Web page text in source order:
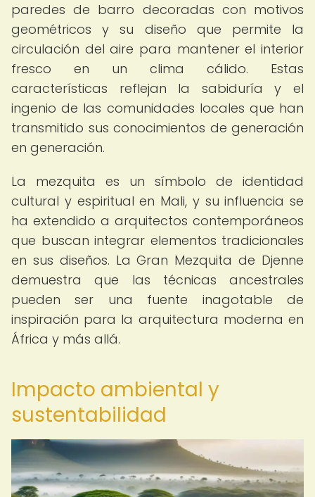
paredes de barro decoradas con motivos
geométricos y su diseño que permite la
circulación del aire para mantener el interior
fresco en un clima cálido. Estas
características reflejan la sabiduría y el
ingenio de las comunidades locales que han
transmitido sus conocimientos de generación
en generación.
La mezquita es un símbolo de identidad
cultural y espiritual en Mali, y su influencia se
ha extendido a arquitectos contemporáneos
que buscan integrar elementos tradicionales
en sus diseños. La Gran Mezquita de Djenne
demuestra que las técnicas ancestrales
pueden ser una fuente inagotable de
inspiración para la arquitectura moderna en
África y más allá.
Impacto ambiental y
sustentabilidad